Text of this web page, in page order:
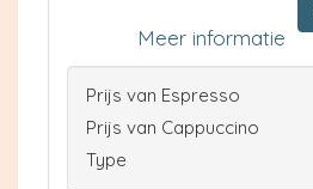
Meer informatie
Prijs van Espresso
Prijs van Cappuccino
Type